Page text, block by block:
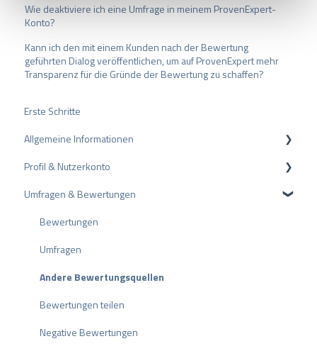
w
Wie deaktiviere ich eine Umfrage in meinem ProvenExpert-
Konto?
Kann ich den mit einem Kunden nach der Bewertung
geführten Dialog veröffentlichen, um auf ProvenExpert mehr
Transparenz für die Gründe der Bewertung zu schaffen?
Erste Schritte
Allgemeine Informationen
Datenschutz
Pakete und Preise
API
ProvenEmployer
Profil & Nutzerkonto
Profil-Einstellungen
Nutzerkonto
Rechnungsstellung
Umfragen & Bewertungen
Bewertungen
Umfragen
Andere Bewertungsquellen
Bewertungen teilen
Negative Bewertungen